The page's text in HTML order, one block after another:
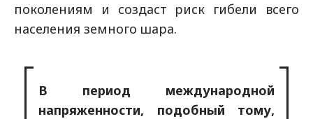
поколениям и создаст риск гибели всего
населения земного шара.
В период международной
напряженности, подобный тому,